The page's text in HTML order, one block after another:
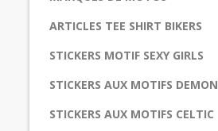
ARTICLES TEE SHIRT BIKERS
STICKERS MOTIF SEXY GIRLS
STICKERS AUX MOTIFS DEMON
STICKERS AUX MOTIFS CELTIC